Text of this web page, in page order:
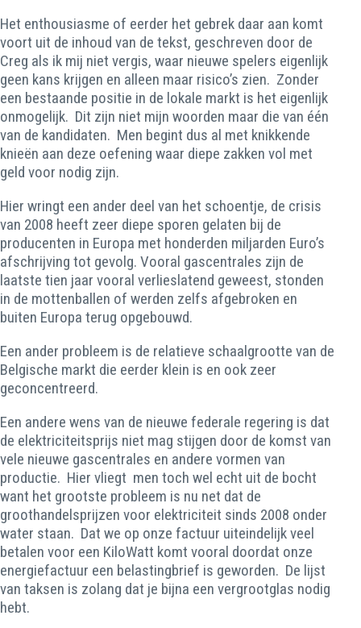
Het enthousiasme of eerder het gebrek daar aan komt
voort uit de inhoud van de tekst, geschreven door de
Creg als ik mij niet vergis, waar nieuwe spelers eigenlijk
geen kans krijgen en alleen maar risico’s zien. Zonder
een bestaande positie in de lokale markt is het eigenlijk
onmogelijk. Dit zijn niet mijn woorden maar die van één
van de kandidaten. Men begint dus al met knikkende
knieën aan deze oefening waar diepe zakken vol met
geld voor nodig zijn.
Hier wringt een ander deel van het schoentje, de crisis
van 2008 heeft zeer diepe sporen gelaten bij de
producenten in Europa met honderden miljarden Euro’s
afschrijving tot gevolg. Vooral gascentrales zijn de
laatste tien jaar vooral verlieslatend geweest, stonden
in de mottenballen of werden zelfs afgebroken en
buiten Europa terug opgebouwd.
Een ander probleem is de relatieve schaalgrootte van de
Belgische markt die eerder klein is en ook zeer
geconcentreerd.
Een andere wens van de nieuwe federale regering is dat
de elektriciteitsprijs niet mag stijgen door de komst van
vele nieuwe gascentrales en andere vormen van
productie. Hier vliegt men toch wel echt uit de bocht
want het grootste probleem is nu net dat de
groothandelsprijzen voor elektriciteit sinds 2008 onder
water staan. Dat we op onze factuur uiteindelijk veel
betalen voor een KiloWatt komt vooral doordat onze
energiefactuur een belastingbrief is geworden. De lijst
van taksen is zolang dat je bijna een vergrootglas nodig
hebt.